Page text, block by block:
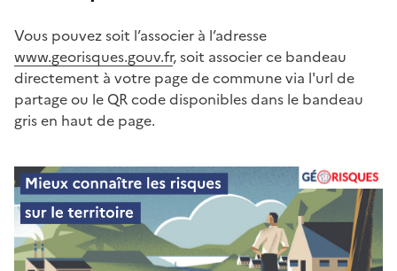
Vous pouvez soit l’associer à l’adresse
www.georisques.gouv.fr, soit associer ce bandeau
directement à votre page de commune via l'url de
partage ou le QR code disponibles dans le bandeau
gris en haut de page.